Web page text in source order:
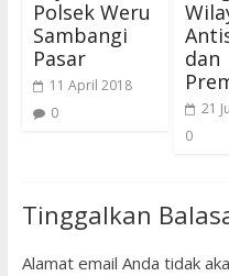
Polsek Weru
Sambangi
Pasar
11 April 2018
0
dan
21
0
Tinggalkan
Alamat email Anda tidak